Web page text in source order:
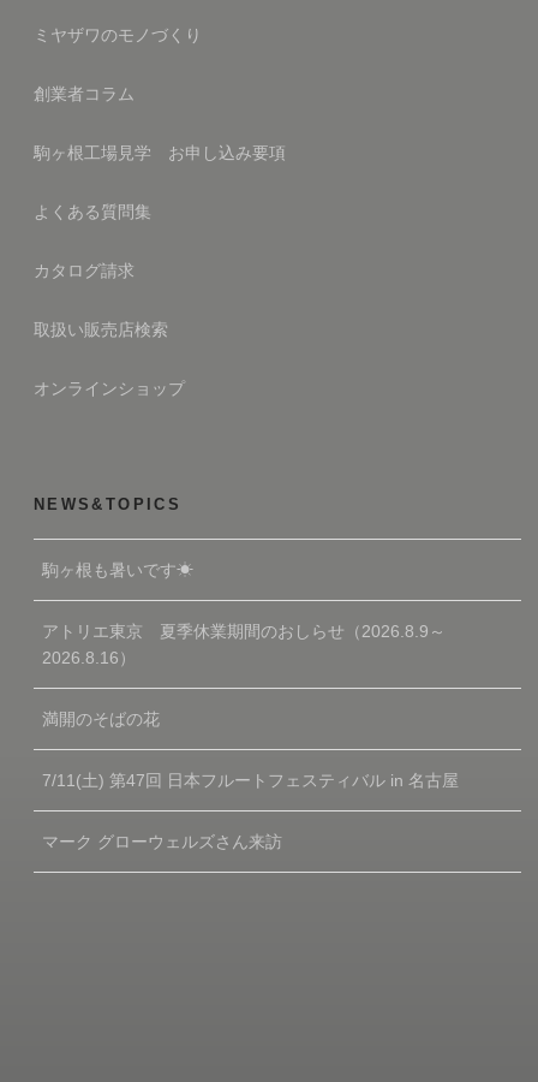
ミヤザワのモノづくり
創業者コラム
駒ヶ根工場見学 お申し込み要項
よくある質問集
カタログ請求
取扱い販売店検索
オンラインショップ
NEWS&TOPICS
駒ヶ根も暑いです☀
アトリエ東京 夏季休業期間のおしらせ（2026.8.9～
2026.8.16）
満開のそばの花
7/11(土) 第47回 日本フルートフェスティバル in 名古屋
マーク グローウェルズさん来訪